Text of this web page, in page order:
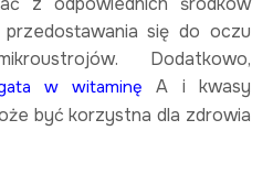
się do oczu
Dodatkowo,
w witaminę A i kwasy
być korzystna dla zdrowia